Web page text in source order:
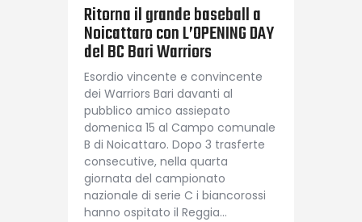
Ritorna il grande baseball a
Noicattaro con L’OPENING DAY
del BC Bari Warriors
Esordio vincente e convincente
dei Warriors Bari davanti al
pubblico amico assiepato
domenica 15 al Campo comunale
B di Noicattaro. Dopo 3 trasferte
consecutive, nella quarta
giornata del campionato
nazionale di serie C i biancorossi
hanno ospitato il Reggia…